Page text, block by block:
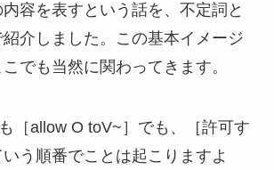
容を表すという話を、不定詞と
介しました。この基本イメージ
でも当然に関わってきます。
［allow O toV~］でも、［許可す
う順番でことは起こりますよ